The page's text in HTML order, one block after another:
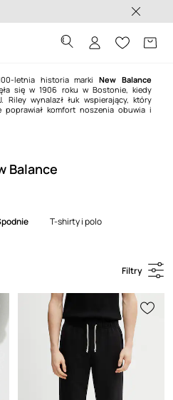
nawet w 24h >
letnia historia markiNew Balance
się w 1906 roku w Bostonie, kiedy
Riley wynalazł łuk wspierający, który
poprawiał komfort noszenia obuwia i
Balance
spodnie t-shirty i polo
Filtry